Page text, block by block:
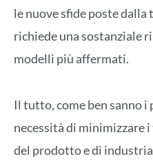
le nuove sfide poste
richiede una sostanziale
modelli più affermati.
Il tutto, come ben sanno
necessità di minimizzare
del prodotto e di